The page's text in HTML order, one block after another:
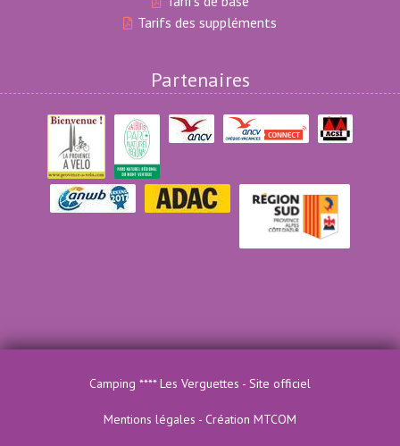
Tarifs des suppléments
Partenaires
Camping **** Les Verguettes - Site officiel
Mentions légales - Création MTCOM